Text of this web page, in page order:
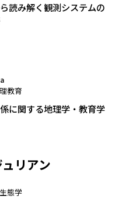
読み解く観測システムの
教育
に関する地理学・教育学
リアン
態学